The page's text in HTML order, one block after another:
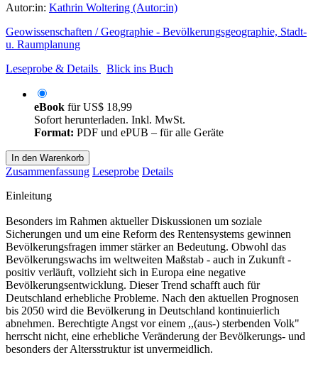
Autor:in: Kathrin Woltering (Autor:in)
Geowissenschaften / Geographie - Bevölkerungsgeographie, Stadt-
u. Raumplanung
Leseprobe & Details
Blick ins Buch
eBook fürUS$ 18,99
Sofort herunterladen. Inkl. MwSt.
Format: PDF und ePUB – für alle Geräte
In den Warenkorb
Zusammenfassung Leseprobe Details
Einleitung
Besonders im Rahmen aktueller Diskussionen um soziale
Sicherungen und um eine Reform des Rentensystems gewinnen
Bevölkerungsfragen immer stärker an Bedeutung. Obwohl das
Bevölkerungswachs im weltweiten Maßstab - auch in Zukunft -
positiv verläuft, vollzieht sich in Europa eine negative
Bevölkerungsentwicklung. Dieser Trend schafft auch für
Deutschland erhebliche Probleme. Nach den aktuellen Prognosen
bis 2050 wird die Bevölkerung in Deutschland kontinuierlich
abnehmen. Berechtigte Angst vor einem ,,(aus-) sterbenden Volk"
herrscht nicht, eine erhebliche Veränderung der Bevölkerungs- und
besonders der Altersstruktur ist unvermeidlich.